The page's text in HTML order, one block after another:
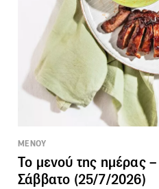
ΜΕΝΟΥ
Το μενού της ημέρας
Σάββατο (25/7/2026)